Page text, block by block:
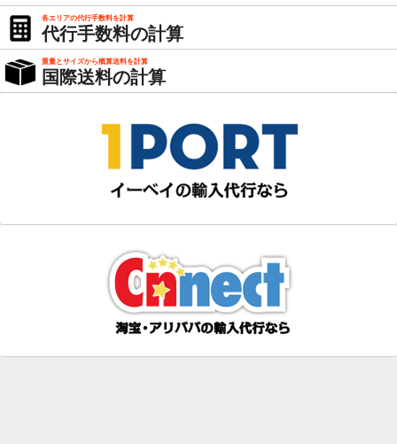
各エリアの代行手数料を計算
代行手数料の計算
重量とサイズから概算送料を計算
国際送料の計算